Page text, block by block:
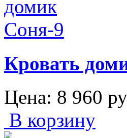
Кровать
Цена: 8 960
В корзину